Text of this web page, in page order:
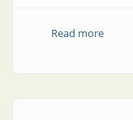
Read moreabout